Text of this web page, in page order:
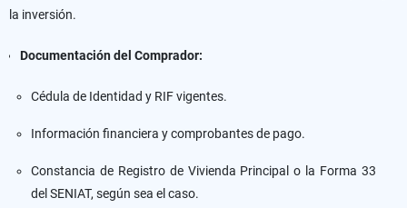
la inversión.
Documentación del Comprador:
Cédula de Identidad y RIF vigentes.
Información financiera y comprobantes de pago.
Constancia de Registro de Vivienda Principal o la Forma 33
del SENIAT, según sea el caso.